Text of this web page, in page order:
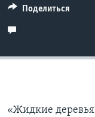
Поделиться
«Жидкие